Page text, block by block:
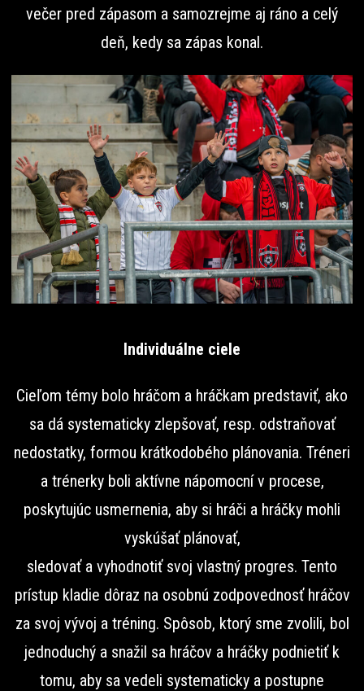
večer pred zápasom a samozrejme aj ráno a celý
deň, kedy sa zápas konal.
Individuálne ciele
Cieľom témy bolo hráčom a hráčkam predstaviť, ako
sa dá systematicky zlepšovať, resp. odstraňovať
nedostatky, formou krátkodobého plánovania. Tréneri
a trénerky boli aktívne nápomocní v procese,
poskytujúc usmernenia, aby si hráči a hráčky mohli
vyskúšať plánovať,
sledovať a vyhodnotiť svoj vlastný progres. Tento
prístup kladie dôraz na osobnú zodpovednosť hráčov
za svoj vývoj a tréning. Spôsob, ktorý sme zvolili, bol
jednoduchý a snažil sa hráčov a hráčky podnietiť k
tomu, aby sa vedeli systematicky a postupne